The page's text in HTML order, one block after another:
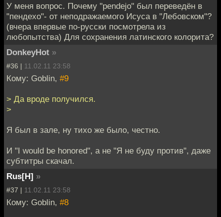
У меня вопрос. Почему "pendejo" был переведён в
"пендехо"- от неподражаемого Исуса в "Лебовском"?
(вчера впервые по-русcки посмотрела из
любопытства) Для сохранения латинского колорита?
DonkeyHot »
#36 | 11.02.11 23:58
Кому: Goblin, #9
> Да вроде получился.
>
Я был в зале, ну тихо же было, честно.
И "I would be honored", а не "Я не буду против", даже
субтитры скачал.
Rus[H] »
#37 | 11.02.11 23:58
Кому: Goblin, #8